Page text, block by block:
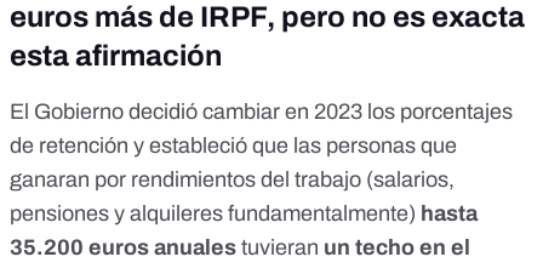
euros más de IRPF, pero no es exacta
esta afirmación
El Gobierno decidió cambiar en 2023 los porcentajes
de retención y estableció que las personas que
ganaran por rendimientos del trabajo (salarios,
pensiones y alquileres fundamentalmente) hasta
35.200 euros anuales tuvieran un techo en el